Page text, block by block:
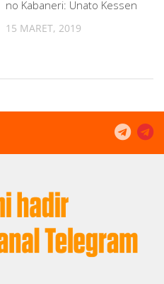
no Kabaneri: Unato Kessen
15 MARET, 2019